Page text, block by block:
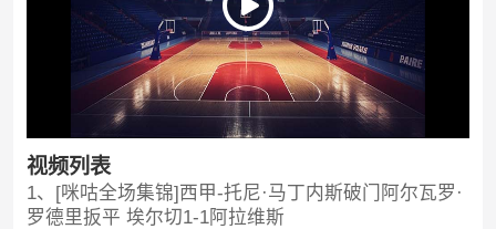
视频列表
1、[咪咕全场集锦]西甲-托尼·马丁内斯破门阿尔瓦罗·
罗德里扳平 埃尔切1-1阿拉维斯